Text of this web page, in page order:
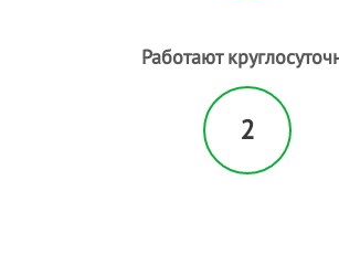
Работают
2